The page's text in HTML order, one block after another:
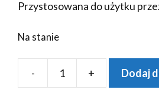
Przystosowana do użytku
Na stanie
-
ilość
+ Dodaj